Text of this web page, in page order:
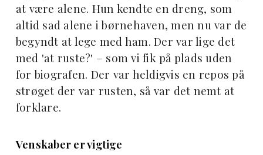
at være alene. Hun kendte en dreng, som
altid sad alene i børnehaven, men nu var de
begyndt at lege med ham. Der var lige det
med 'at ruste?' – som vi fik på plads uden
for biografen. Der var heldigvis en repos på
strøget der var rusten, så var det nemt at
forklare.
Venskaber er vigtige